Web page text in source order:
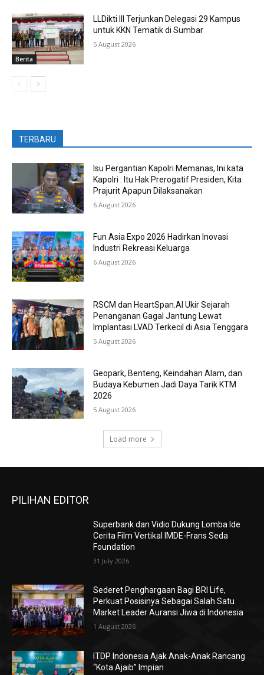
Berita
LLDikti III Terjunkan Delegasi 29 Kampus
untuk KKN Tematik di Sumbar
5 August 2026
TERBARU
Isu Pergantian Kapolri Memanas, Ini kata
Kapolri : Itu Hak Prerogatif Presiden, Kita
Prajurit Apapun Dilaksanakan
6 August 2026
Fun Asia Expo 2026 Hadirkan Inovasi
Industri Rekreasi Keluarga
6 August 2026
RSCM dan HeartSpan.AI Ukir Sejarah
Penanganan Gagal Jantung Lewat
Implantasi LVAD Terkecil di Asia Tenggara
5 August 2026
Geopark, Benteng, Keindahan Alam, dan
Budaya Kebumen Jadi Daya Tarik KTM
2026
5 August 2026
Load more
PILIHAN EDITOR
Superbank dan Vidio Dukung Lomba Ide
Cerita Film Vertikal IMDE-Frans Seda
Foundation
31 July 2026
Sederet Penghargaan Bagi BRI Life,
Perkuat Posisinya Sebagai Salah Satu
Market Leader Auransi Jiwa di Indonesia
1 August 2026
ITDP Indonesia Ajak Anak-Anak Rancang
“Kota Ajaib” Impian